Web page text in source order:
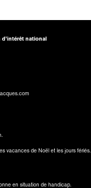
d’intérêt national
vacances de Noël et les jours fériés.
en situation de handicap.